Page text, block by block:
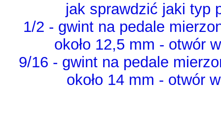
jak sprawdzić jaki typ
1/2 - gwint na pedale
około 12,5 mm - otwór
9/16 - gwint na pedale
około 14 mm - otwór